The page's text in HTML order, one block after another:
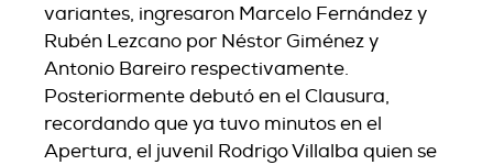
variantes, ingresaron Marcelo Fernández y
Rubén Lezcano por Néstor Giménez y
Antonio Bareiro respectivamente.
Posteriormente debutó en el Clausura,
recordando que ya tuvo minutos en el
Apertura, el juvenil Rodrigo Villalba quien se